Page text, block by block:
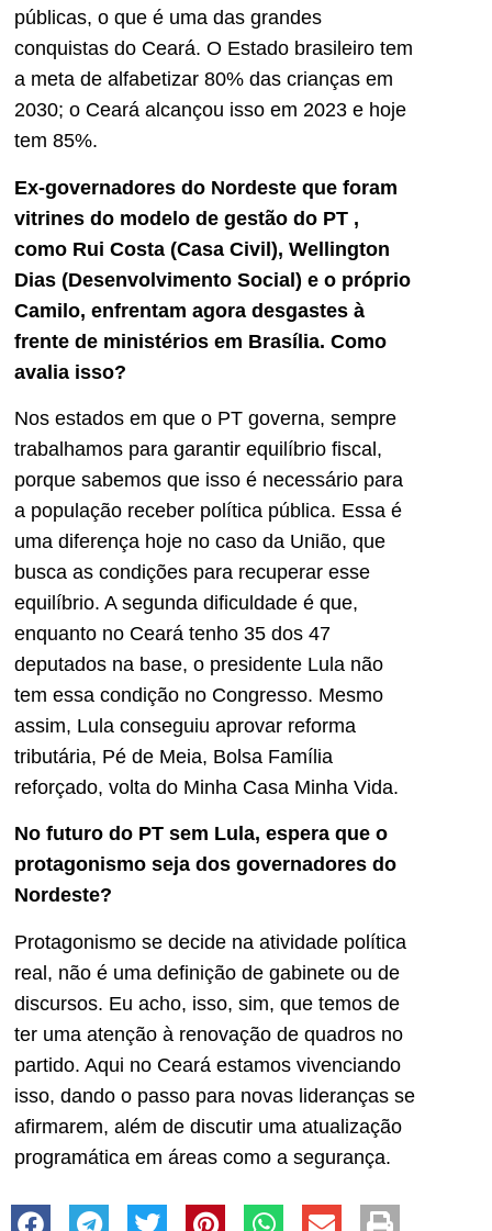
públicas, o que é uma das grandes
conquistas do Ceará. O Estado brasileiro tem
a meta de alfabetizar 80% das crianças em
2030; o Ceará alcançou isso em 2023 e hoje
tem 85%.
Ex-governadores do Nordeste que foram
vitrines do modelo de gestão do PT ,
como Rui Costa (Casa Civil), Wellington
Dias (Desenvolvimento Social) e o próprio
Camilo, enfrentam agora desgastes à
frente de ministérios em Brasília. Como
avalia isso?
Nos estados em que o PT governa, sempre
trabalhamos para garantir equilíbrio fiscal,
porque sabemos que isso é necessário para
a população receber política pública. Essa é
uma diferença hoje no caso da União, que
busca as condições para recuperar esse
equilíbrio. A segunda dificuldade é que,
enquanto no Ceará tenho 35 dos 47
deputados na base, o presidente Lula não
tem essa condição no Congresso. Mesmo
assim, Lula conseguiu aprovar reforma
tributária, Pé de Meia, Bolsa Família
reforçado, volta do Minha Casa Minha Vida.
No futuro do PT sem Lula, espera que o
protagonismo seja dos governadores do
Nordeste?
Protagonismo se decide na atividade política
real, não é uma definição de gabinete ou de
discursos. Eu acho, isso, sim, que temos de
ter uma atenção à renovação de quadros no
partido. Aqui no Ceará estamos vivenciando
isso, dando o passo para novas lideranças se
afirmarem, além de discutir uma atualização
programática em áreas como a segurança.